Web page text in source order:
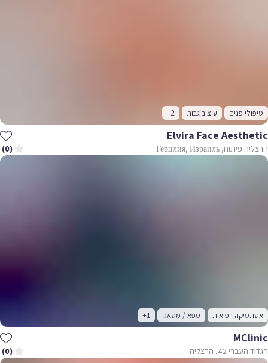
טיפולי פנים עיצוב גבות +2
Elvira Face Aesthetic
הרצליה פיתוח, Герцлия, Израиль (0)
אסתטיקה רפואית ספא / מסאג' +1
MClinic
הגדוד העברי 42, הרצליה (0)